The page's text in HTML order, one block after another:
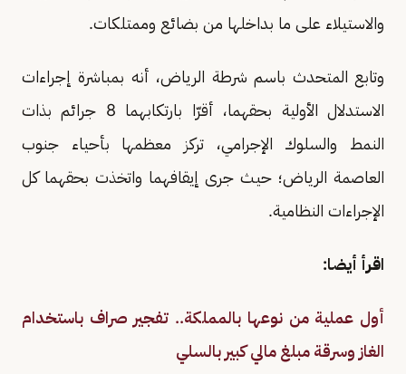
والاستيلاء على ما بداخلها من بضائع وممتلكات.
وتابع المتحدث باسم شرطة الرياض، أنه بمباشرة إجراءات
الاستدلال الأولية بحقهما، أقرّا بارتكابهما 8 جرائم بذات
النمط والسلوك الإجرامي، تركز معظمها بأحياء جنوب
العاصمة الرياض؛ حيث جرى إيقافهما واتخذت بحقهما كل
الإجراءات النظامية.
اقرأ أيضا:
أول عملية من نوعها بالمملكة.. تفجير صراف باستخدام
الغاز وسرقة مبلغ مالي كبير بالسلي